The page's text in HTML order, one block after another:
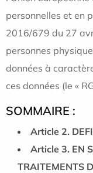
personnelles et en
2016/679 du 27
personnes
données à
ces données (le «
SOMMAIRE :
Article 2.
Article 3. EN
TRAITEMENTS